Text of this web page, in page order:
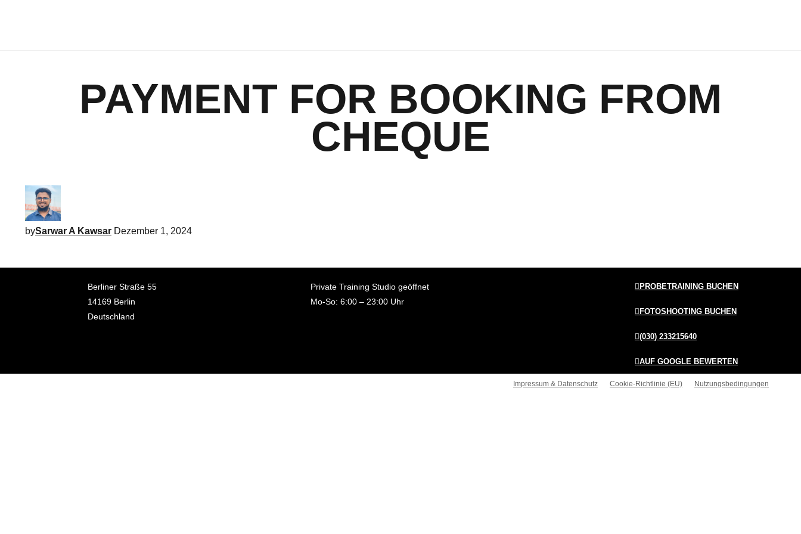
PAYMENT FOR BOOKING FROM
CHEQUE
bySarwar A Kawsar Dezember 1, 2024
Berliner Straße 55
14169 Berlin
Deutschland
Private Training Studio geöffnet
Mo-So: 6:00 – 23:00 Uhr
PROBETRAINING BUCHEN
FOTOSHOOTING BUCHEN
(030) 233215640
AUF GOOGLE BEWERTEN
Impressum & Datenschutz Cookie-Richtlinie (EU) Nutzungsbedingungen